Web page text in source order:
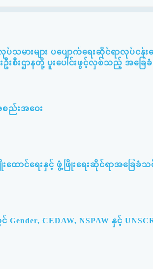
မားများ ပပျောက်ရေးဆိုင်ရာလုပ်ငန်
းစီးဌာနတို့ ပူးပေါင်းဖွင့်လှစ်သည့် အခြ
ည်းအဝေး
ောင်ရေးနှင့် ဖွံ့ဖြိုးရေးဆိုင်ရာအခြေခံ
CEDAW, NSPAW နှင့်